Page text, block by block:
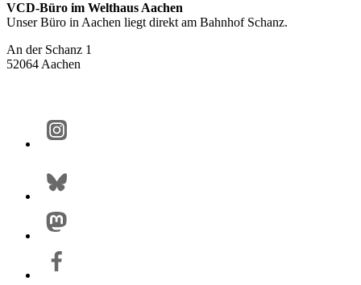
VCD-Büro im Welthaus Aachen
Unser Büro in Aachen liegt direkt am Bahnhof Schanz.
An der Schanz 1
52064 Aachen